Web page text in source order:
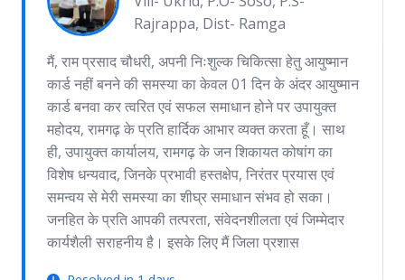
Rajrappa, Dist- Ramga
मैं, राम प्रसाद चौधरी, अपनी निःशुल्क चिकित्सा हेतु आयुष्मान
कार्ड नहीं बनने की समस्या का केवल 01 दिन के अंदर आयुष्मान
कार्ड बनवा कर त्वरित एवं सफल समाधान होने पर उपायुक्त
महोदय, रामगढ़ के प्रति हार्दिक आभार व्यक्त करता हूँ। साथ
ही, उपायुक्त कार्यालय, रामगढ़ के जन शिकायत कोषांग का
विशेष धन्यवाद, जिनके प्रभावी हस्तक्षेप, निरंतर प्रयास एवं
समन्वय से मेरी समस्या का शीघ्र समाधान संभव हो सका।
जनहित के प्रति आपकी तत्परता, संवेदनशीलता एवं जिम्मेदार
कार्यशैली सराहनीय है। इसके लिए मैं जिला प्रशास